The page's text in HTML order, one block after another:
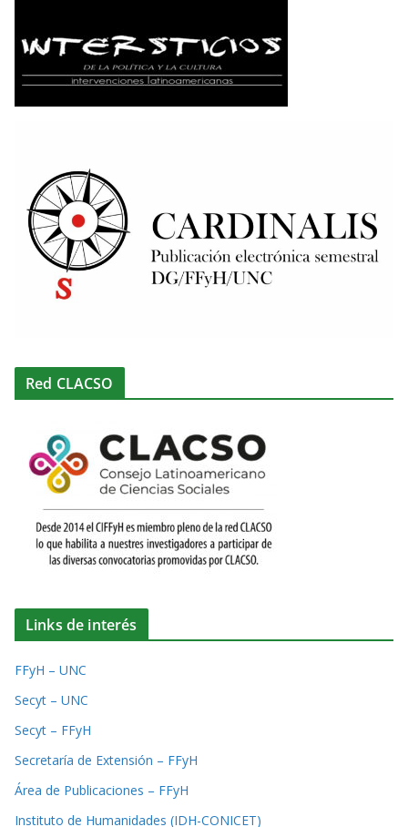
Red CLACSO
Links de interés
FFyH – UNC
Secyt – UNC
Secyt – FFyH
Secretaría de Extensión – FFyH
Área de Publicaciones – FFyH
Instituto de Humanidades (IDH-CONICET)